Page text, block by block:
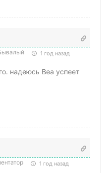
1 год назад
надеюсь Веа успеет
1 год назад